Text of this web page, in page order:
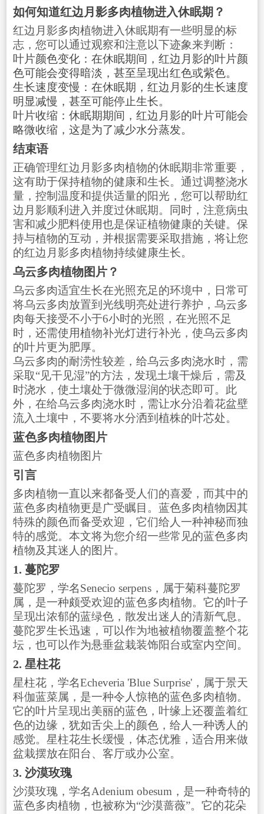
如何知道红边月影多肉植物进入休眠期？
红边月影多肉植物进入休眠期有一些明显的标
志，您可以通过观察和注意以下迹象来判断：
叶片颜色变化：在休眠期间，红边月影的叶片颜
色可能会变得暗淡，甚至呈现出红色或紫色。
生长速度变慢：在休眠期，红边月影的生长速度
明显减慢，甚至可能停止生长。
叶片收缩：休眠期期间，红边月影的叶片可能会
略微收缩，这是为了减少水分蒸发。
结束语
正确管理红边月影多肉植物的休眠期非常重要，
这有助于保持植物的健康和生长。通过调整浇水
量，控制温度和提供适量的阳光，您可以帮助红
边月影顺利进入并度过休眠期。同时，注意病虫
害和减少肥料使用也是保证植物健康的关键。保
持与植物的互动，并根据需要采取措施，将让您
的红边月影多肉植物持续健康生长。
乌云多肉植物图片？
乌云多肉适宜生长在光照充足的环境中，日常可
将乌云多肉放置到光线明亮处进行养护，乌云多
肉每天接受不小于6小时的光照，在光照不足
时，还需使用植物补光灯进行补光，使乌云多肉
的叶片更为肥厚。
乌云多肉的耐涝性较差，给乌云多肉浇水时，需
采取“见干见湿”的方法，发现土壤干燥后，需及
时浇水，使土壤处于微微湿润的状态即可。此
外，在给乌云多肉浇水时，需让水分沿着花盆壁
流入土壤中，不要将水分洒到植株的叶芯处。
蓝色多肉植物图片
蓝色多肉植物图片
引言
多肉植物一直以来都备受人们的喜爱，而其中的
蓝色多肉植物更是广受瞩目。蓝色多肉植物因其
特殊的颜色而备受欢迎，它们给人一种神秘而独
特的感觉。本文将为您介绍一些常见的蓝色多肉
植物及其迷人的图片。
1. 蔓陀罗
蔓陀罗，学名Senecio serpens，属于菊科蔓陀罗
属，是一种颇受欢迎的蓝色多肉植物。它的叶子
呈现出浓郁的蓝绿色，散发出迷人的清新气息。
蔓陀罗生长迅速，可以作为地被植物覆盖整个花
坛，也可以作为悬垂盆栽装饰阳台或室内空间。
2. 星柱花
星柱花，学名Echeveria 'Blue Surprise'，属于景天
科伽蓝菜属，是一种令人惊艳的蓝色多肉植物。
它的叶片呈现出美丽的蓝色，叶缘上还覆盖着红
色的边缘，犹如舌尖上的颜色，给人一种诱人的
感觉。星柱花生长缓慢，体态优雅，适合用来做
盆栽摆放在阳台、客厅或办公室。
3. 沙漠玫瑰
沙漠玫瑰，学名Adenium obesum，是一种奇特的
蓝色多肉植物，也被称为“沙漠蔷薇”。它的花朵